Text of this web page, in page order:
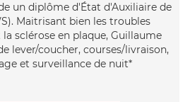
un diplôme d'État d'Auxiliaire de
Maitrisant bien les troubles
sclérose en plaque, Guillaume
lever/coucher, courses/livraison,
et surveillance de nuit*